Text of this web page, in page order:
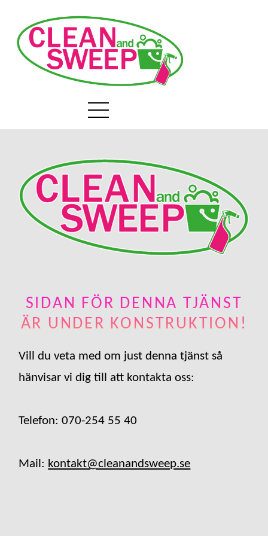
SIDAN FÖR DENNA TJÄNST
ÄR UNDER KONSTRUKTION!
Vill du veta med om just denna tjänst så
hänvisar vi dig till att kontakta oss:
Telefon: 070-254 55 40
Mail: kontakt@cleanandsweep.se